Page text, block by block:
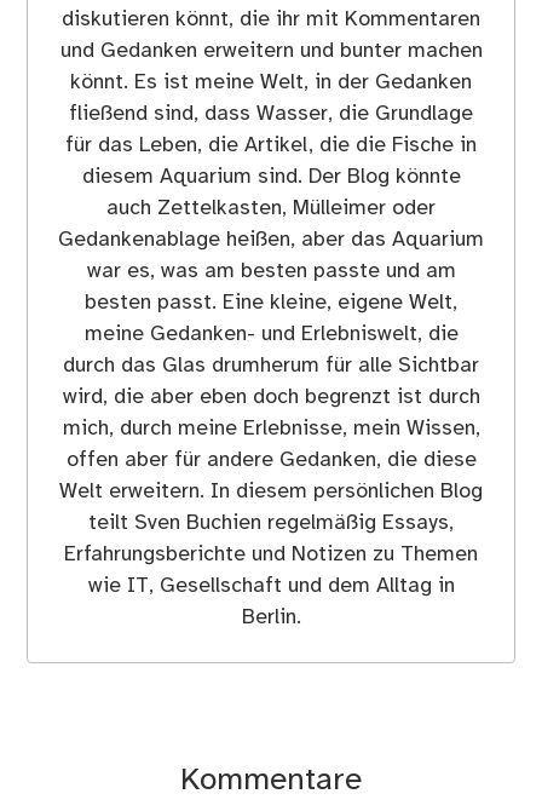
diskutieren könnt, die ihr mit Kommentaren
und Gedanken erweitern und bunter machen
könnt. Es ist meine Welt, in der Gedanken
fließend sind, dass Wasser, die Grundlage
für das Leben, die Artikel, die die Fische in
diesem Aquarium sind. Der Blog könnte
auch Zettelkasten, Mülleimer oder
Gedankenablage heißen, aber das Aquarium
war es, was am besten passte und am
besten passt. Eine kleine, eigene Welt,
meine Gedanken- und Erlebniswelt, die
durch das Glas drumherum für alle Sichtbar
wird, die aber eben doch begrenzt ist durch
mich, durch meine Erlebnisse, mein Wissen,
offen aber für andere Gedanken, die diese
Welt erweitern. In diesem persönlichen Blog
teilt Sven Buchien regelmäßig Essays,
Erfahrungsberichte und Notizen zu Themen
wie IT, Gesellschaft und dem Alltag in
Berlin.
Kommentare